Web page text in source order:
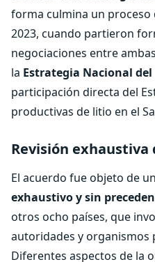
forma culmina un proceso
2023, cuando partieron
negociaciones entre
la Estrategia Nacional
participación directa del
productivas de litio en el
Revisión exhaustiva
El acuerdo fue objeto de
exhaustivo y sin
otros ocho países, que
autoridades y organismos
Diferentes aspectos de la